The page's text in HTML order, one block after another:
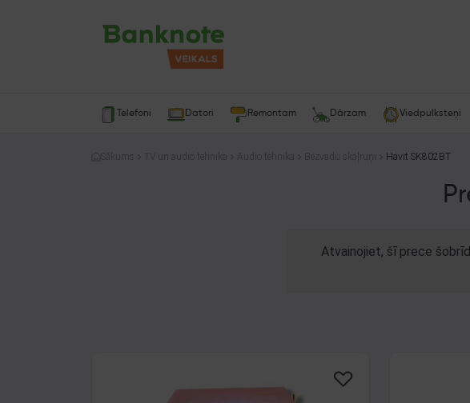
Telefoni Datori Remontam Dārzam Viedpulksteņi
Sākums TV un audio tehnika Audio tehnika Bezvadu skaļruņi Havit SK802BT
Atvainojiet, šī prece